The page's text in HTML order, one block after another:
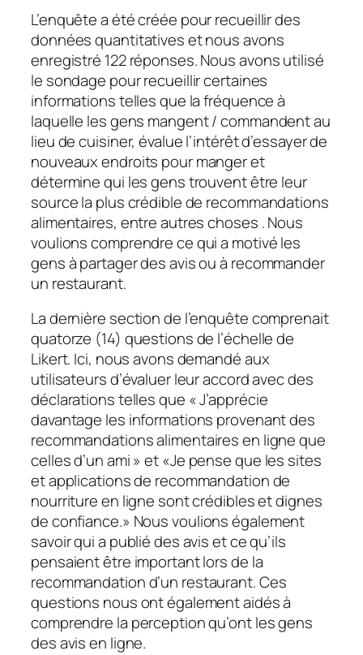
L’enquête a été créée pour recueillir des
données quantitatives et nous avons
enregistré 122 réponses. Nous avons utilisé
le sondage pour recueillir certaines
informations telles que la fréquence à
laquelle les gens mangent / commandent au
lieu de cuisiner, évalue l’intérêt d’essayer de
nouveaux endroits pour manger et
détermine qui les gens trouvent être leur
source la plus crédible de recommandations
alimentaires, entre autres choses . Nous
voulions comprendre ce qui a motivé les
gens à partager des avis ou à recommander
un restaurant.
La dernière section de l’enquête comprenait
quatorze (14) questions de l’échelle de
Likert. Ici, nous avons demandé aux
utilisateurs d’évaluer leur accord avec des
déclarations telles que « J’apprécie
davantage les informations provenant des
recommandations alimentaires en ligne que
celles d’un ami » et«Je pense que les sites
et applications de recommandation de
nourriture en ligne sont crédibles et dignes
de confiance.» Nous voulions également
savoir qui a publié des avis et ce qu’ils
pensaient être important lors de la
recommandation d’un restaurant. Ces
questions nous ont également aidés à
comprendre la perception qu’ont les gens
des avis en ligne.